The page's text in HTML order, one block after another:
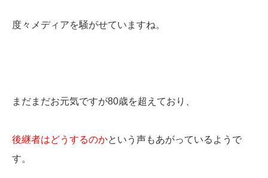
度々メディアを騒がせていますね。
まだまだお元気ですが80歳を超えており、
後継者はどうするのかという声もあがっているようで
す。